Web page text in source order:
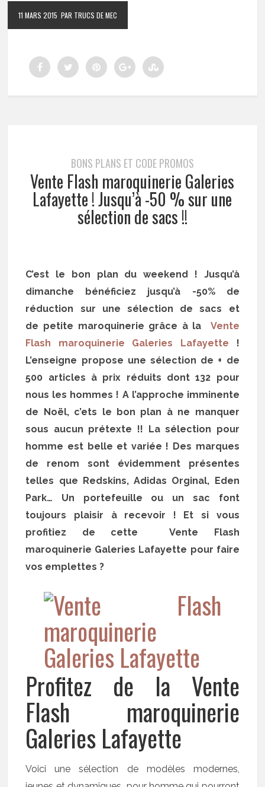
11 MARS 2015 PAR TRUCS DE MEC
BONS PLANS ET CODE PROMOS
Vente Flash maroquinerie Galeries
Lafayette ! Jusqu’à -50 % sur une
sélection de sacs !!
C’est le bon plan du weekend ! Jusqu’à
dimanche bénéficiez jusqu’à -50% de
réduction sur une sélection de sacs et
de petite maroquinerie grâce à la Vente
Flash maroquinerie Galeries Lafayette !
L’enseigne propose une sélection de + de
500 articles à prix réduits dont 132 pour
nous les hommes ! A l’approche imminente
de Noël, c’ets le bon plan à ne manquer
sous aucun prétexte !! La sélection pour
homme est belle et variée ! Des marques
de renom sont évidemment présentes
telles que Redskins, Adidas Orginal, Eden
Park… Un portefeuille ou un sac font
toujours plaisir à recevoir ! Et si vous
profitiez de cette Vente Flash
maroquinerie Galeries Lafayette pour faire
vos emplettes ?
Profitez de la Vente
Flash maroquinerie
Galeries Lafayette
Voici une sélection de modèles modernes,